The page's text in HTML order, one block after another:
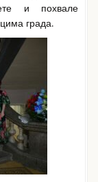
и похвале
града.